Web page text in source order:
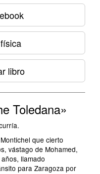
libro
Toledana»
que cierto
vástago de Mohamed,
llamado
para Zaragoza por